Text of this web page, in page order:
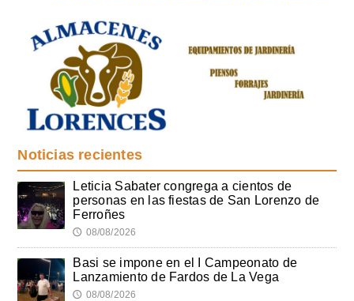
Noticias recientes
Leticia Sabater congrega a cientos de
personas en las fiestas de San Lorenzo de
Ferroñes
🕔 08/08/2026
Basi se impone en el I Campeonato de
Lanzamiento de Fardos de La Vega
🕔 08/08/2026